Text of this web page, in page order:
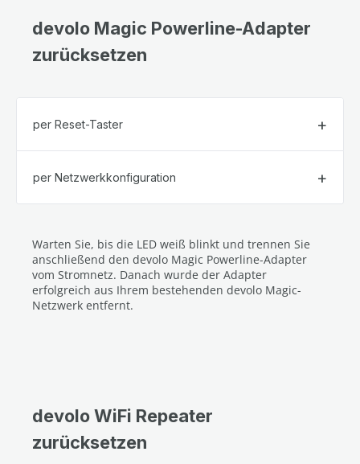
devolo Magic Powerline-Adapter
zurücksetzen
per Reset-Taster
per Netzwerkkonfiguration
Warten Sie, bis die LED weiß blinkt und trennen Sie
anschließend den devolo Magic Powerline-Adapter
vom Stromnetz. Danach wurde der Adapter
erfolgreich aus Ihrem bestehenden devolo Magic-
Netzwerk entfernt.
devolo WiFi Repeater
zurücksetzen